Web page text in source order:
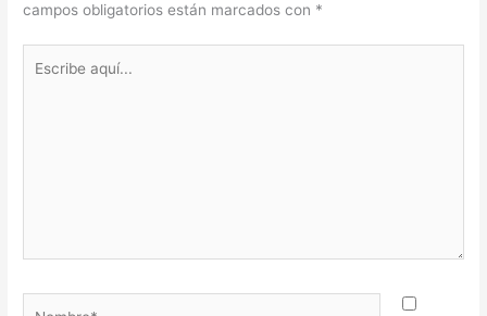
campos obligatorios están marcados con *
aquí...